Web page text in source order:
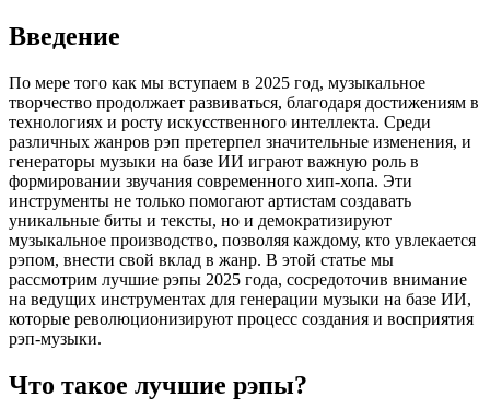
Введение
По мере того как мы вступаем в 2025 год, музыкальное
творчество продолжает развиваться, благодаря достижениям в
технологиях и росту искусственного интеллекта. Среди
различных жанров рэп претерпел значительные изменения, и
генераторы музыки на базе ИИ играют важную роль в
формировании звучания современного хип-хопа. Эти
инструменты не только помогают артистам создавать
уникальные биты и тексты, но и демократизируют
музыкальное производство, позволяя каждому, кто увлекается
рэпом, внести свой вклад в жанр. В этой статье мы
рассмотрим лучшие рэпы 2025 года, сосредоточив внимание
на ведущих инструментах для генерации музыки на базе ИИ,
которые революционизируют процесс создания и восприятия
рэп-музыки.
Что такое лучшие рэпы?